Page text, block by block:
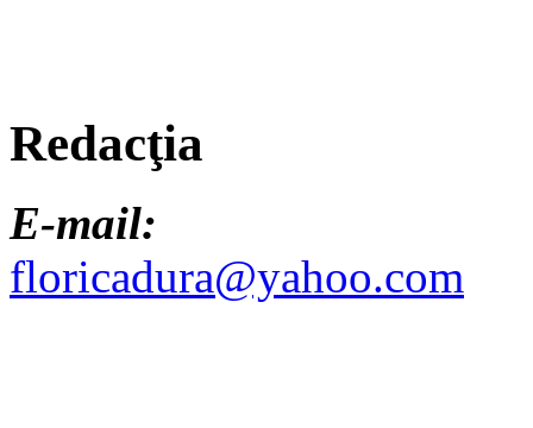
Redacţia
E-mail:
floricadura@yahoo.com